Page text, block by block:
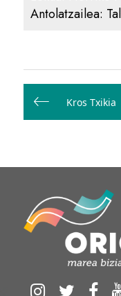
Antolatzailea:
zehar
nabigatu
Kros Txikia